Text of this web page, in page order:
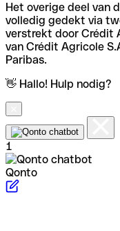
Het overige deel van
volledig gedekt via
verstrekt door Crédit
van Crédit Agricole
Paribas.
👋 Hallo! Hulp nodig?
1
Qonto